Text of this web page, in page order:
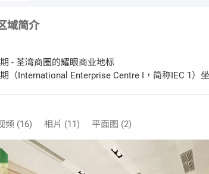
域简介
- 荃湾商圈的耀眼商业地标
（International Enterprise Centre I，简称IEC 1
配套
约4.7米楼底，空间开阔，部分单位配有专属平台
属天花板（含LED灯、冷气及消防系统）、架高地
频 (16) 相片 (11) 平面图 (2)